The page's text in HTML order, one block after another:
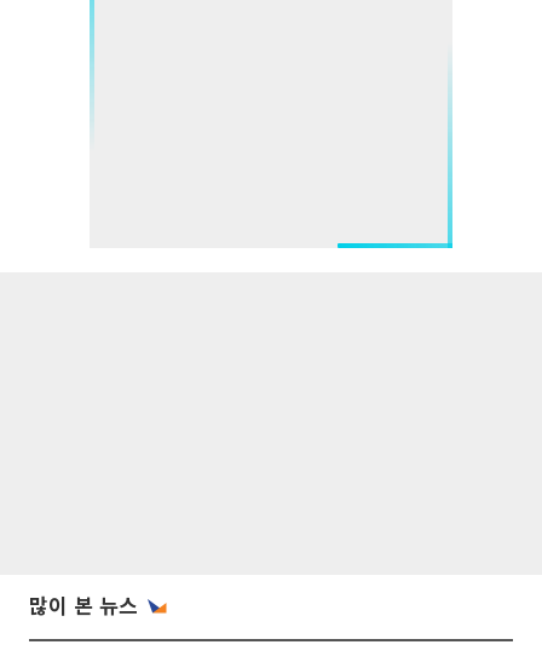
많이 본 뉴스